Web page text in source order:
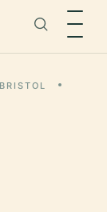
BRISTOL